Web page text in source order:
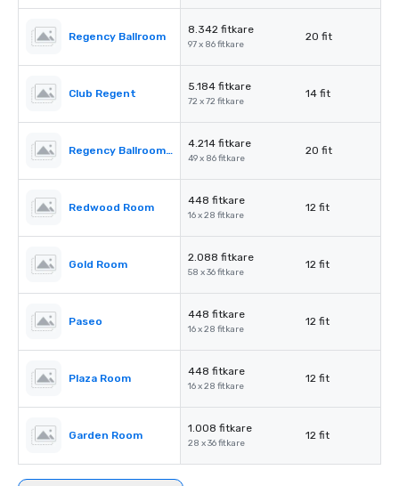
Regency Ballroom
8.342 fitkare
97 x 86 fitkare
20 fit
Club Regent
5.184 fitkare
72 x 72 fitkare
14 fit
Regency Ballroom II
4.214 fitkare
49 x 86 fitkare
20 fit
Redwood Room
448 fitkare
16 x 28 fitkare
12 fit
Gold Room
2.088 fitkare
58 x 36 fitkare
12 fit
Paseo
448 fitkare
16 x 28 fitkare
12 fit
Plaza Room
448 fitkare
16 x 28 fitkare
12 fit
Garden Room
1.008 fitkare
28 x 36 fitkare
12 fit